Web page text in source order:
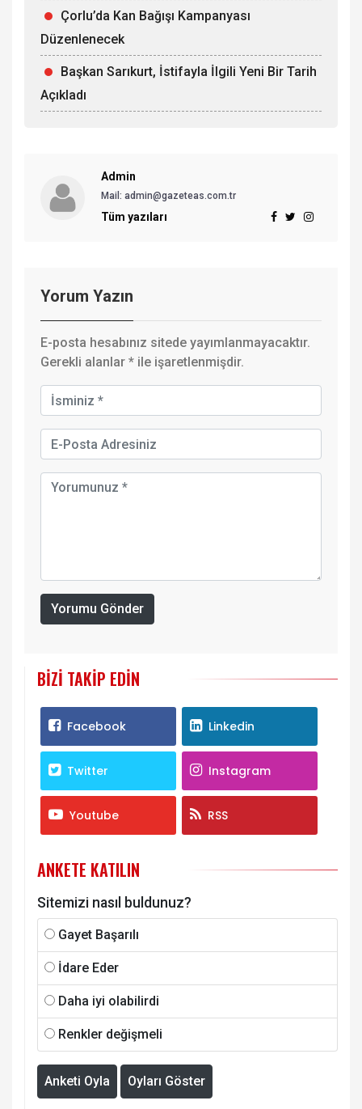
Çorlu’da Kan Bağışı Kampanyası
Düzenlenecek
Başkan Sarıkurt, İstifayla İlgili Yeni Bir Tarih
Açıkladı
Admin
Mail: admin@gazeteas.com.tr
Tüm yazıları
Yorum Yazın
E-posta hesabınız sitede yayımlanmayacaktır.
Gerekli alanlar * ile işaretlenmişdir.
Yorumu Gönder
BIZI TAKIP EDIN
Facebook Linkedin
Twitter Instagram
Youtube RSS
ANKETE KATILIN
Sitemizi nasıl buldunuz?
Gayet Başarılı
İdare Eder
Daha iyi olabilirdi
Renkler değişmeli
Anketi Oyla Oyları Göster